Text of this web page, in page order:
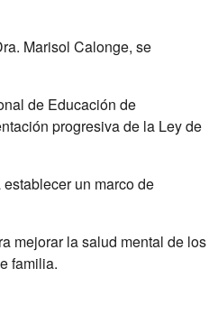
Marisol Calonge, se
de Educación de
progresiva de la Ley de
un marco de
mejorar la salud mental de los
familia.